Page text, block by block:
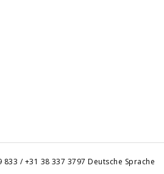
/ +31 38 337 3797 Deutsche Sprache